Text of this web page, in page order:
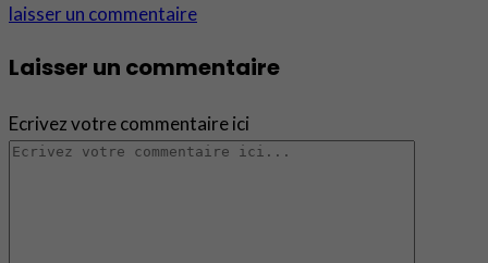
laisser un commentaire
Laisser un commentaire
Ecrivez votre commentaire ici